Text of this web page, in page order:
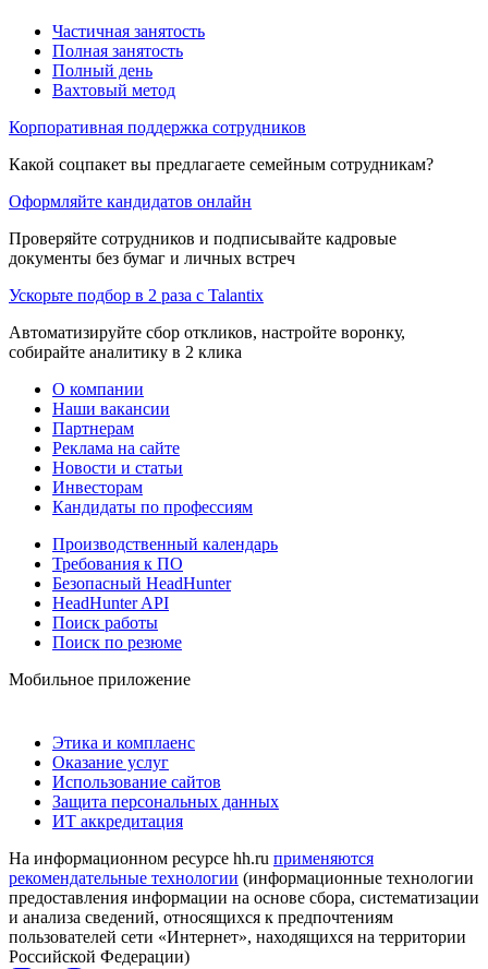
Частичная занятость
Полная занятость
Полный день
Вахтовый метод
Корпоративная поддержка сотрудников
Какой соцпакет вы предлагаете семейным сотрудникам?
Оформляйте кандидатов онлайн
Проверяйте сотрудников и подписывайте кадровые
документы без бумаг и личных встреч
Ускорьте подбор в 2 раза с Talantix
Автоматизируйте сбор откликов, настройте воронку,
собирайте аналитику в 2 клика
О компании
Наши вакансии
Партнерам
Реклама на сайте
Новости и статьи
Инвесторам
Кандидаты по профессиям
Производственный календарь
Требования к ПО
Безопасный HeadHunter
HeadHunter API
Поиск работы
Поиск по резюме
Мобильное приложение
Этика и комплаенс
Оказание услуг
Использование сайтов
Защита персональных данных
ИТ аккредитация
На информационном ресурсе hh.ru применяются
рекомендательные технологии (информационные технологии
предоставления информации на основе сбора, систематизации
и анализа сведений, относящихся к предпочтениям
пользователей сети «Интернет», находящихся на территории
Российской Федерации)